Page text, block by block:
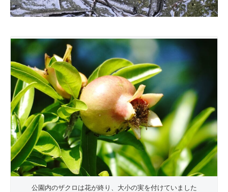
公園内のザクロは花が終り、大小の実を付けていました